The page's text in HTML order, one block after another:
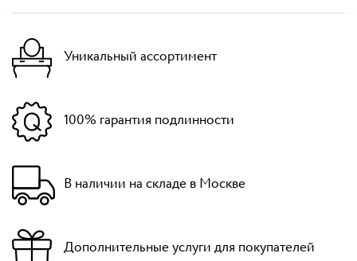
Уникальный ассортимент
100% гарантия подлинности
В наличии на складе в Москве
Дополнительные услуги для покупателей